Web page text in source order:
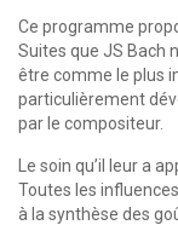
Ce programme
Suites que JS Bach
être comme le plus
particulièrement
par le compositeur.
Le soin qu’il leur a
Toutes les
à la synthèse des